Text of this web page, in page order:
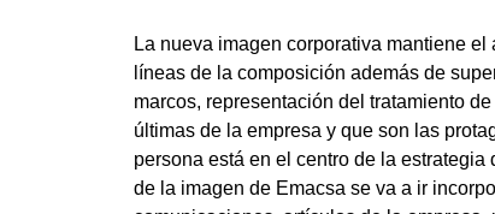
La nueva imagen corporativa mantiene
líneas de la composición además de
marcos, representación del tratamiento
últimas de la empresa y que son las
persona está en el centro de la
de la imagen de Emacsa se va a ir